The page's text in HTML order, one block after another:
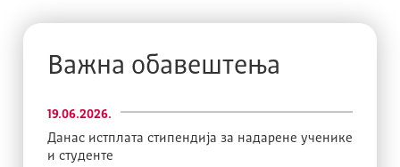
Важна обавештења
Данас истплата стипендија за надарене ученике
и студенте
19.06.2026.